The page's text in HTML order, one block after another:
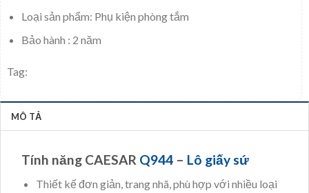
Loại sản phẩm: Phụ kiện phòng tắm
Bảo hành : 2 năm
Tag:
MÔ TẢ
Tính năng CAESAR Q944 – Lô giấy sứ
Thiết kế đơn giản, trang nhã, phù hợp với nhiều loại